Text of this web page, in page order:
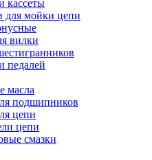
кассеты
мойки цепи
вилки
педалей
масла
подшипников
цепи
цепи
смазки